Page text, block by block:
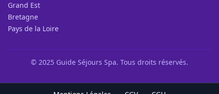
Grand Est
Bretagne
Pays de la Loire
© 2025 Guide Séjours Spa. Tous droits réservés.